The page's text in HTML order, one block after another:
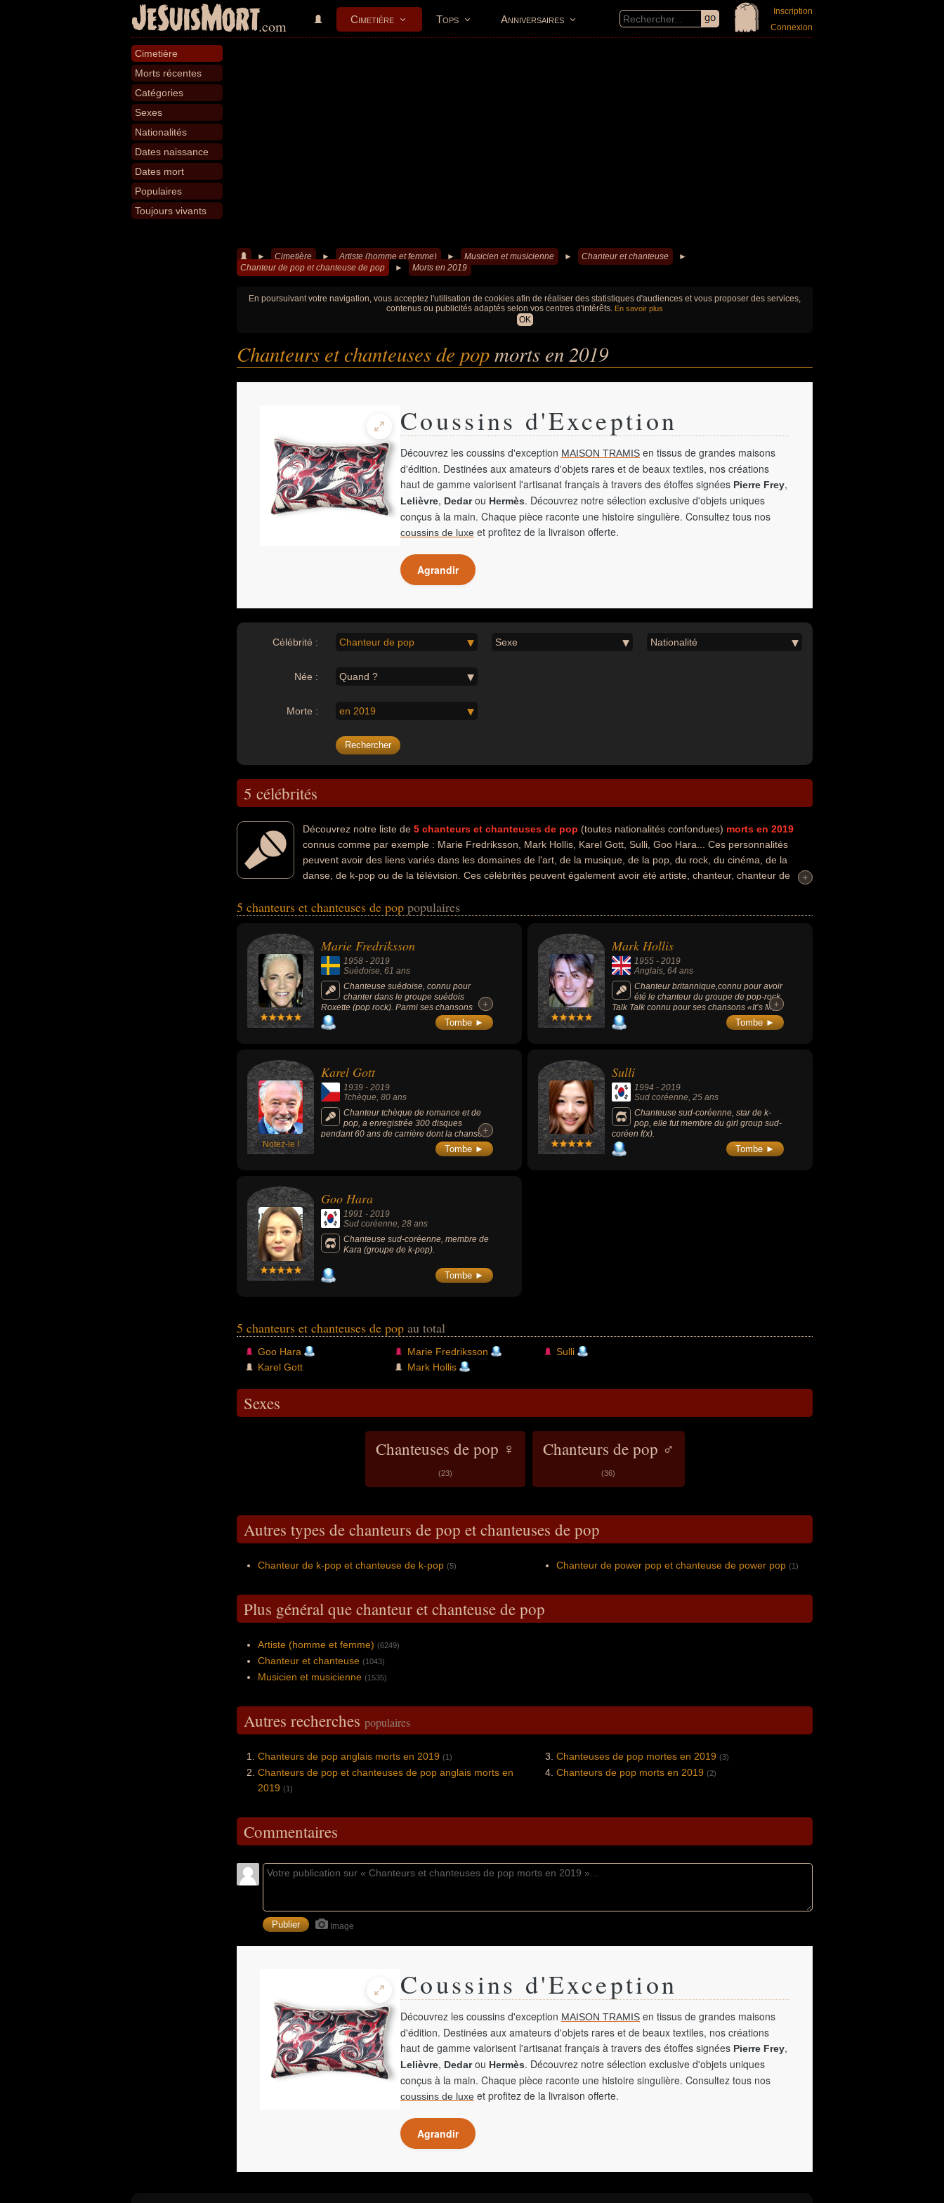
JeSuisMort.com Cimetière Tops Anniversaires
Inscription
Connexion
Cimetière
Morts récentes
Catégories
Sexes
Nationalités
Dates naissance
Dates mort
Populaires
Toujours vivants
► Cimetière ► Artiste (homme et femme) ► Musicien et musicienne ► Chanteur et chanteuse
►
Chanteur de pop et chanteuse de pop
► Morts en 2019
En poursuivant votre navigation, vous acceptez l'utilisation de cookies afin de réaliser des statistiques d'audiences et vous proposer des services,
contenus ou publicités adaptés selon vos centres d'intérêts. En savoir plus
OK
Chanteurs et chanteuses de popmorts en 2019
Coussins d'Exception
Découvrez les coussins d'exception MAISON TRAMIS en tissus de grandes maisons
d'édition. Destinées aux amateurs d'objets rares et de beaux textiles, nos créations
haut de gamme valorisent l'artisanat français à travers des étoffes signées Pierre Frey,
Lelièvre, Dedarou Hermès. Découvrez notre sélection exclusive d'objets uniques
conçus à la main. Chaque pièce raconte une histoire singulière. Consultez tous nos
coussins de luxe et profitez de la livraison offerte.
Agrandir
Célébrité : Chanteur de pop Sexe Nationalité
Née : Quand ?
Morte : en 2019
5 célébrités
Découvrez notre liste de 5 chanteurs et chanteuses de pop (toutes nationalités confondues) morts en 2019
connus comme par exemple : Marie Fredriksson, Mark Hollis, Karel Gott, Sulli, Goo Hara... Ces personnalités
peuvent avoir des liens variés dans les domaines de l'art, de la musique, de la pop, du rock, du cinéma, de la
danse, de k-pop ou de la télévision. Ces célébrités peuvent également avoir été artiste, chanteur, chanteur de
concerne leurs nationalités au moment de leurs morts, ils peuvent avoir été suèdois, anglais, tchèque ou sud coréen par
+
+
5 chanteurs et chanteuses de pop populaires
Marie Fredriksson
1958 - 2019
Suèdoise, 61 ans
Chanteuse suédoise, connu pour
chanter dans le groupe suédois
Roxette (pop rock). Parmi ses chansons
connues : « It Must Have Been Love » 1986)
ou « The Look » (1988).
+
+
Tombe ►
Mark Hollis
1955 -2019
Anglais, 64 ans
Chanteur britannique,connu pour avoir
été le chanteur du groupe de pop-rock
Talk Talk connu pour ses chansons «It’s My
Life» et «Such a Shame».
+
+
Tombe ►
Notez-le !
Karel Gott
1939 - 2019
Tchèque, 80 ans
Chanteur tchèque de romance et de
pop, a enregistrée 300 disques
pendant 60 ans de carrière dont la chanson
de la série télévisée pour enfants « Maya
l’Abeille » (1975). Il chante principalement
et slovaque. Il faisait continuellement la une
des magazines tchèques et ses disques
figurent toujours en tête des hit-parades.
+
+
Tombe ►
Sulli
1994 -2019
Sud coréenne, 25 ans
Chanteuse sud-coréenne, star de k-
pop, elle fut membre du girl group sud-
coréen f(x).
Tombe ►
Goo Hara
1991 - 2019
Sud coréenne, 28 ans
Chanteuse sud-coréenne, membre de
Kara (groupe de k-pop).
Tombe ►
5 chanteurs et chanteuses de pop au total
Goo Hara
Karel Gott
Marie Fredriksson
Mark Hollis
Sulli
Sexes
Chanteuses de pop ♀
(23)
Chanteurs de pop ♂
(36)
Autres types de chanteurs de pop et chanteuses de pop
Chanteur de k-pop et chanteuse de k-pop (5) Chanteur de power pop et chanteuse de power pop (1)
Plus général que chanteur et chanteuse de pop
Artiste (homme et femme) (6249)
Chanteur et chanteuse (1043)
Musicien et musicienne (1535)
Autres recherches populaires
Chanteurs de pop anglais morts en 2019 (1)
Chanteurs de pop et chanteuses de pop anglais morts en
2019 (1)
Chanteuses de pop mortes en 2019 (3)
Chanteurs de pop morts en 2019 (2)
Commentaires
Image
Coussins d'Exception
Découvrez les coussins d'exception MAISON TRAMIS en tissus de grandes maisons
d'édition. Destinées aux amateurs d'objets rares et de beaux textiles, nos créations
haut de gamme valorisent l'artisanat français à travers des étoffes signées Pierre Frey,
Lelièvre, Dedarou Hermès. Découvrez notre sélection exclusive d'objets uniques
conçus à la main. Chaque pièce raconte une histoire singulière. Consultez tous nos
coussins de luxe et profitez de la livraison offerte.
Agrandir